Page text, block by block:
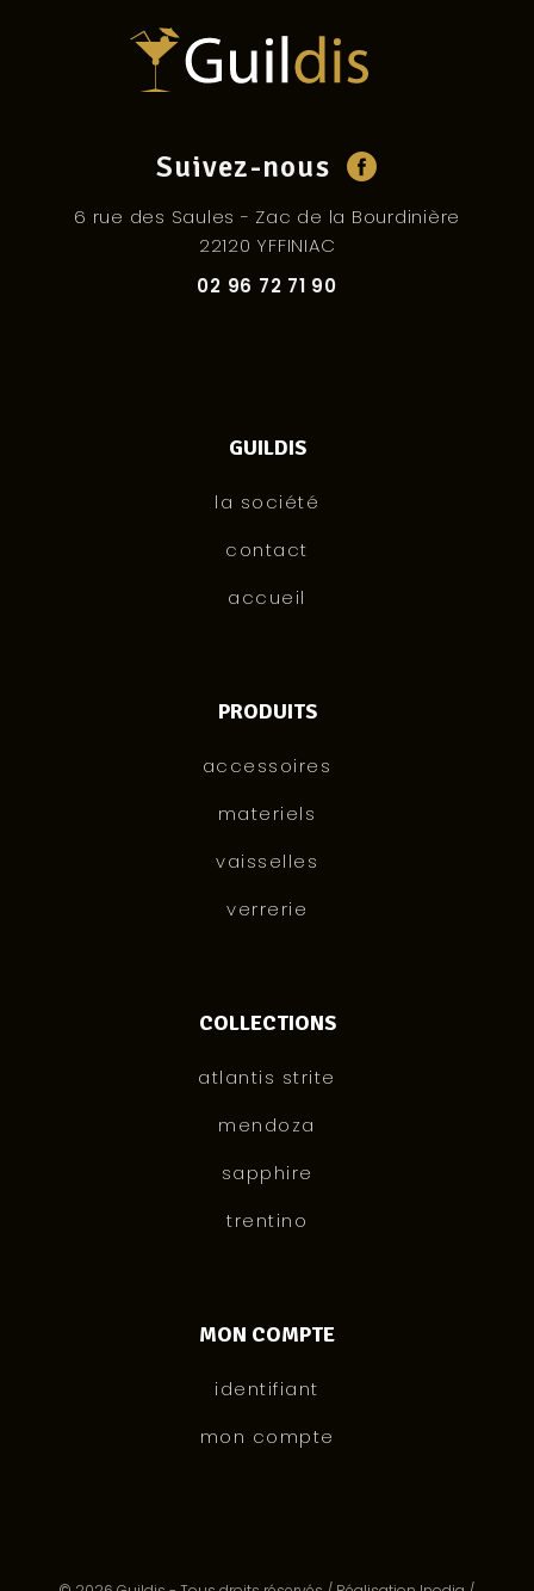
Suivez-nous
6 rue des Saules - Zac de la Bourdinière
22120 YFFINIAC
02 96 72 71 90
PRODUITS
accessoires
materiels
vaisselles
verrerie
GUILDIS
la société
contact
accueil
COLLECTIONS
atlantis strite
mendoza
sapphire
trentino
MON COMPTE
identifiant
mon compte